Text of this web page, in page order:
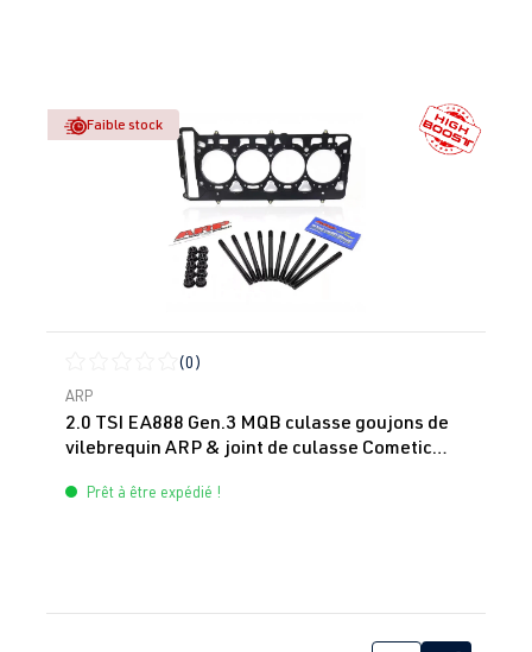
Faible stock
Note moyenne de 0 sur 5 étoiles
(0)
ARP
2.0 TSI EA888 Gen.3 MQB culasse goujons de
vilebrequin ARP & joint de culasse Cometic
Prêt à être expédié !